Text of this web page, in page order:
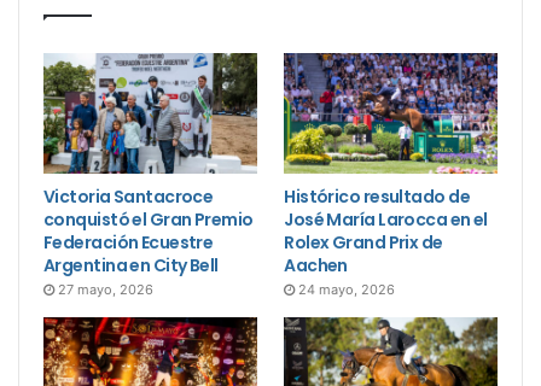
Victoria Santacroce
conquistó el Gran Premio
Federación Ecuestre
Argentina en City Bell
27 mayo, 2026
Histórico resultado de
José María Larocca en el
Rolex Grand Prix de
Aachen
24 mayo, 2026